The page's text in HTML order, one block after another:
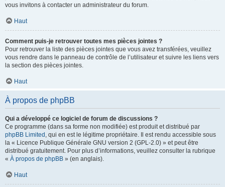
vous invitons à contacter un administrateur du forum.
Haut
Comment puis-je retrouver toutes mes pièces jointes ?
Pour retrouver la liste des pièces jointes que vous avez transférées, veuillez
vous rendre dans le panneau de contrôle de l’utilisateur et suivre les liens vers
la section des pièces jointes.
Haut
À propos de phpBB
Qui a développé ce logiciel de forum de discussions ?
Ce programme (dans sa forme non modifiée) est produit et distribué par
phpBB Limited , qui en est le légitime propriétaire. Il est rendu accessible sous
la « Licence Publique Générale GNU version 2 (GPL-2.0) » et peut être
distribué gratuitement. Pour plus d’informations, veuillez consulter la rubrique
« À propos de phpBB » (en anglais).
Haut